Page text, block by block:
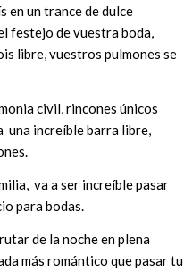
en un trance de dulce
festejo de vuestra boda,
libre, vuestros pulmones se
civil, rincones únicos
una increíble barra libre,
va a ser increíble pasar
para bodas.
de la noche en plena
más romántico que pasar tu